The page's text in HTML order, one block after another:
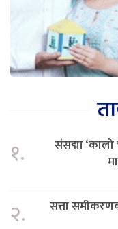
१.
संसद्मा ‘कालो
२.
सत्ता